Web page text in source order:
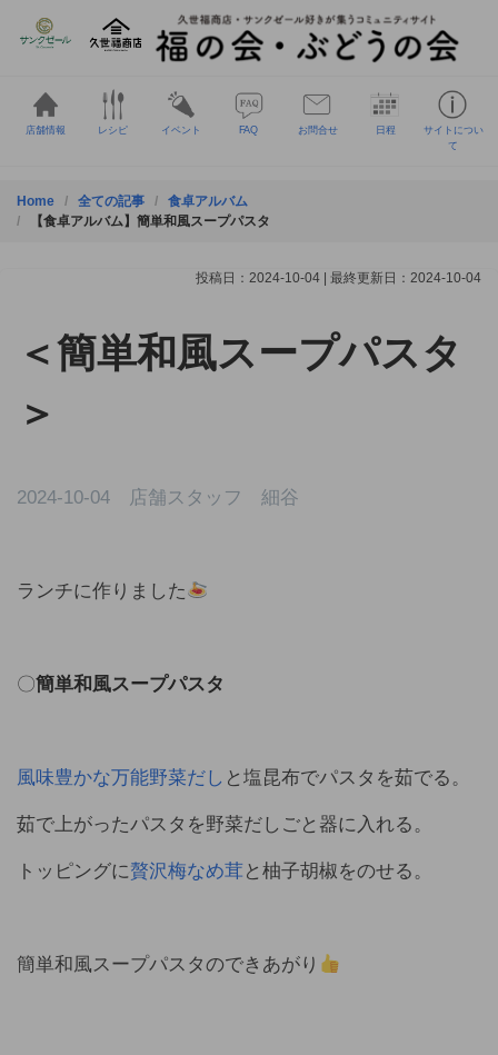
店舗情報 レシピ イベント FAQ お問合せ 日程
サイトについ
て
Home 全ての記事
食卓アルバム
【食卓アルバム】簡単和風スープパスタ
投稿日：2024-10-04 | 最終更新日：2024-10-04
＜簡単和風スープパスタ
＞
2024-10-04 店舗スタッフ 細谷
ランチに作りました
〇簡単和風スープパスタ
風味豊かな万能野菜だし と塩昆布でパスタを茹でる。
茹で上がったパスタを野菜だしごと器に入れる。
トッピングに贅沢梅なめ茸と柚子胡椒をのせる。
簡単和風スープパスタのできあがり